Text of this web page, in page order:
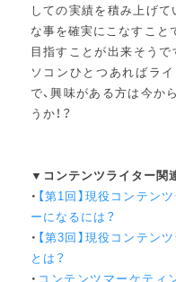
しての実績を積み上げて
な事を確実にこなすこと
目指すことが出来そうで
ソコンひとつあればラ
で、興味がある方は今か
うか！？
▼コンテンツライター関
・ 【第1回】現役コンテン
ーになるには？
・ 【第3回】現役コンテン
とは？
・ コンテンツマーケティ